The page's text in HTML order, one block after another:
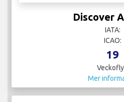
Discover
IATA:
ICAO:
19
Mer